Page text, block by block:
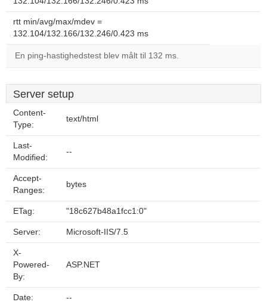
rtt min/avg/max/mdev =
132.104/132.166/132.246/0.423 ms
En ping-hastighedstest blev målt til 132 ms.
Server setup
Content-
Type:
text/html
Last-
Modified:
--
Accept-
Ranges:
bytes
ETag: "18c627b48a1fcc1:0"
Server: Microsoft-IIS/7.5
X-
Powered-
By:
ASP.NET
Date: --